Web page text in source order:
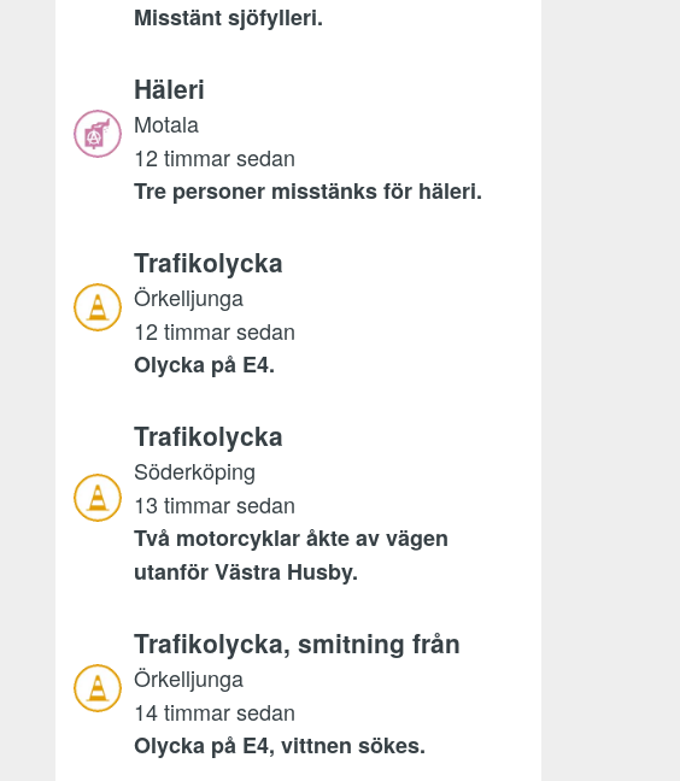
Misstänt sjöfylleri.
Häleri
Motala
12 timmar sedan
Tre personer misstänks för häleri.
Trafikolycka
Örkelljunga
12 timmar sedan
Olycka på E4.
Trafikolycka
Söderköping
13 timmar sedan
Två motorcyklar åkte av vägen
utanför Västra Husby.
Trafikolycka, smitning från
Örkelljunga
14 timmar sedan
Olycka på E4, vittnen sökes.